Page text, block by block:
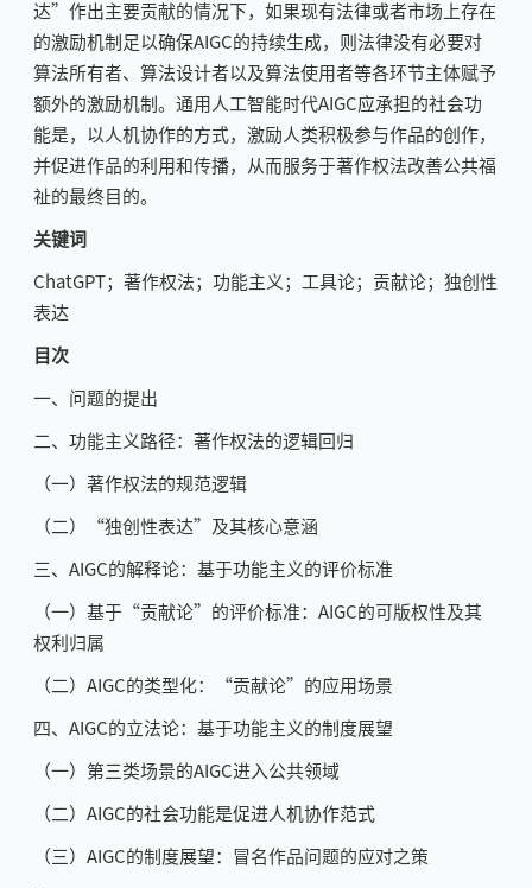
达”作出主要贡献的情况下，如果现有法律或者市场上存在
的激励机制足以确保AIGC的持续生成，则法律没有必要对
算法所有者、算法设计者以及算法使用者等各环节主体赋予
额外的激励机制。通用人工智能时代AIGC应承担的社会功
能是，以人机协作的方式，激励人类积极参与作品的创作，
并促进作品的利用和传播，从而服务于著作权法改善公共福
祉的最终目的。
关键词
ChatGPT；著作权法；功能主义；工具论；贡献论；独创性
表达
目次
一、问题的提出
二、功能主义路径：著作权法的逻辑回归
（一）著作权法的规范逻辑
（二）“独创性表达”及其核心意涵
三、AIGC的解释论：基于功能主义的评价标准
（一）基于“贡献论”的评价标准：AIGC的可版权性及其
权利归属
（二）AIGC的类型化：“贡献论”的应用场景
四、AIGC的立法论：基于功能主义的制度展望
（一）第三类场景的AIGC进入公共领域
（二）AIGC的社会功能是促进人机协作范式
（三）AIGC的制度展望：冒名作品问题的应对之策